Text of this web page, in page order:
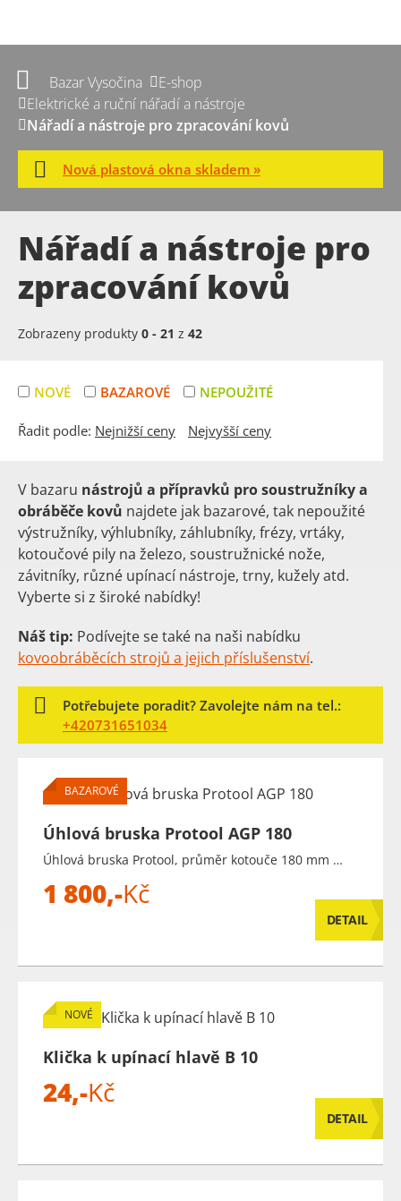
Bazar Vysočina
E-shop
Elektrické a ruční nářadí a nástroje
Nářadí a nástroje pro zpracování kovů
Nová plastová okna skladem »
Nářadí a nástroje pro
zpracování kovů
Zobrazeny produkty 0 - 21 z 42
NOVÉ BAZAROVÉ NEPOUŽITÉ
Řadit podle: Nejnižší ceny Nejvyšší ceny
V bazaru nástrojů a přípravků pro soustružníky a
obráběče kovů najdete jak bazarové, tak nepoužité
výstružníky, výhlubníky, záhlubníky, frézy, vrtáky,
kotoučové pily na železo, soustružnické nože,
závitníky, různé upínací nástroje, trny, kužely atd.
Vyberte si z široké nabídky!
Náš tip: Podívejte se také na naši nabídku
kovoobráběcích strojů a jejich příslušenství.
Potřebujete poradit? Zavolejte nám na tel.:
+420731651034
BAZAROVÉ
Úhlová bruska Protool AGP 180
Úhlová bruska Protool, průměr kotouče 180 mm …
1 800,-Kč
DETAIL
NOVÉ
Klička k upínací hlavě B 10
24,-Kč
DETAIL